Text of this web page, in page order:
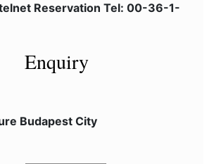
Reservation Tel: 00-36-1-
Enquiry
Budapest City